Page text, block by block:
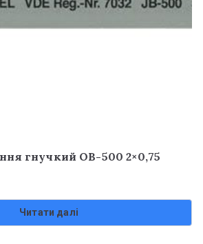
гнучкий OB-500 2×0,75
Читати далі